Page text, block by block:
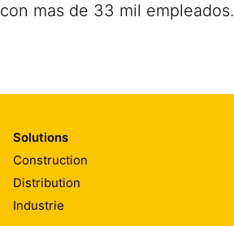
con mas de 33 mil empleados.
Solutions
Construction
Distribution
Industrie